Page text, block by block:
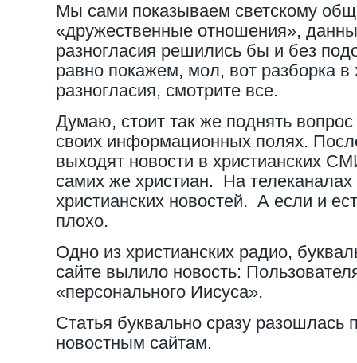
Мы сами показываем светскому
«дружественные отношения»,
разногласия решились бы и без
равно покажем, мол, вот разборка в
разногласия, смотрите все.
Думаю, стоит так же поднять
своих информационных полях.
выходят новости в христианских
самих же христиан. На телеканалах
христианских новостей. А если и
плохо.
Одно из христианских радио,
сайте вылило новость:
«персонального Иисуса».
Статья буквально сразу разошлась
новостным сайтам.